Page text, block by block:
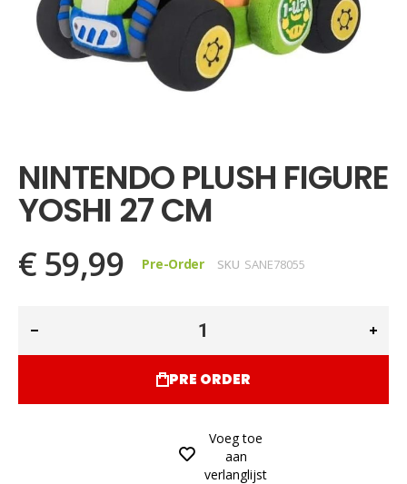
begin
van
de
afbeeldingen-
NINTENDO PLUSH FIGURE
YOSHI 27 CM
€ 59,99 Pre-Order SKU SANE78055
PRE ORDER
Voeg toe
aan
verlanglijst